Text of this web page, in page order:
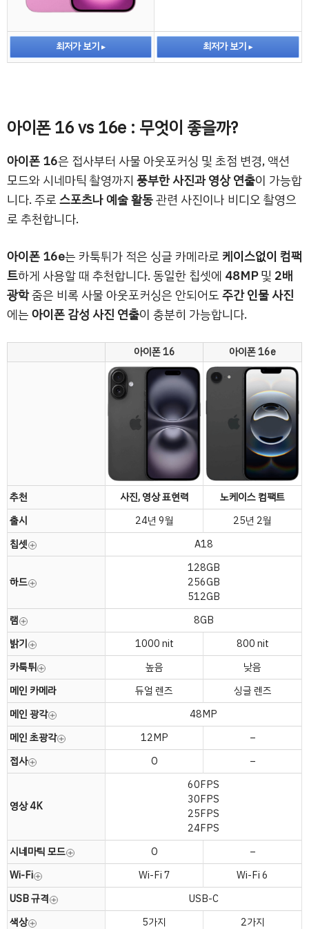
최저가 보기 최저가 보기
아이폰 16 vs 16e : 무엇이 좋을까?
아이폰 16은 접사부터 사물 아웃포커싱 및 초점 변경, 액션
모드와 시네마틱 촬영까지 풍부한 사진과 영상 연출이 가능합
니다. 주로스포츠나 예술 활동관련 사진이나 비디오 촬영으
로 추천합니다.
아이폰 16e는 카툭튀가 적은 싱글 카메라로 케이스없이 컴팩
트하게 사용할 때 추천합니다. 동일한 칩셋에 48MP및 2배
광학줌은 비록 사물 아웃포커싱은 안되어도주간 인물 사진
에는아이폰 감성 사진 연출이 충분히 가능합니다.
아이폰 16 아이폰 16e
추천 사진, 영상 표현력
노케이스 컴팩트
출시
24년 9월
25년 2월
칩셋
A18
하드
128GB
256GB
512GB
램
8GB
밝기
1000 nit
800 nit
카툭튀
높음
낮음
메인 카메라
듀얼 렌즈
싱글 렌즈
메인 광각
48MP
메인 초광각
12MP
–
접사
O –
영상 4K
60FPS
30FPS
25FPS
24FPS
시네마틱 모드
O
–
Wi-Fi
Wi-Fi 7
Wi-Fi 6
USB 규격
USB-C
색상
5가지 2가지